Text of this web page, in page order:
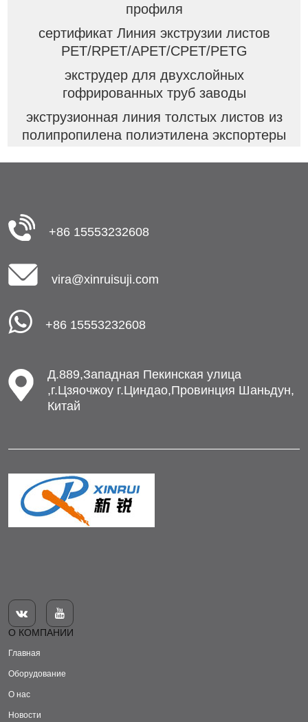
профиля
сертификат Линия экструзии листов
PET/RPET/APET/CPET/PETG
экструдер для двухслойных
гофрированных труб заводы
экструзионная линия толстых листов из
полипропилена полиэтилена экспортеры
+86 15553232608
vira@xinruisuji.com
+86 15553232608
Д.889,Западная Пекинская улица
,г.Цзяочжоу г.Циндао,Провинция Шаньдун,
Китай


О КОМПАНИИ
Главная
Оборудование
О нас
Новости